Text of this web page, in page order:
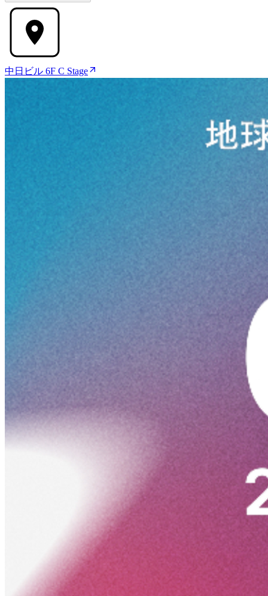
中日ビル 6F C Stage